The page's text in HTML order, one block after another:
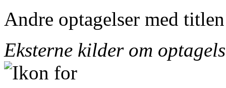
Andre optagelser med
Eksterne kilder om